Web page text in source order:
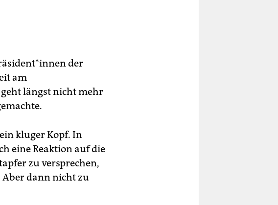
der
am
längst nicht mehr
kluger Kopf. In
eine Reaktion auf die
zu versprechen,
Aber dann nicht zu